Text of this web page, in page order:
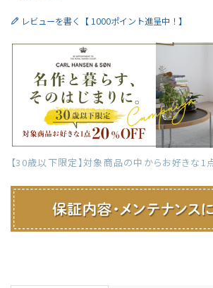
レビューを書く【 1000ポイント進呈中！】
【30歳以下限定】対象商品の中からお好きな1